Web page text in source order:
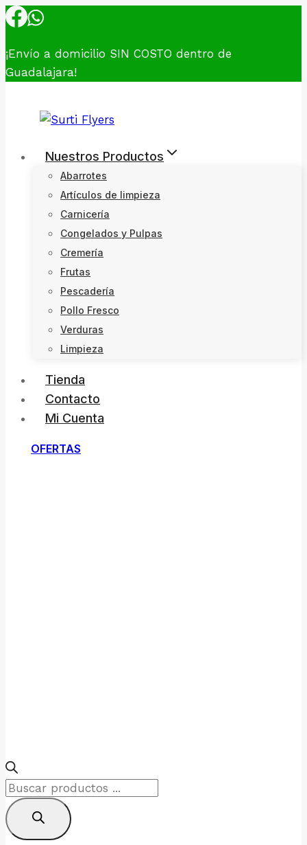
Skip
content
¡Envío a domicilio SIN COSTO dentro de
Guadalajara!
Nuestros Productos
Abarrotes
Artículos de limpieza
Carnicería
Congelados y Pulpas
Cremería
Frutas
Pescadería
Pollo Fresco
Verduras
Limpieza
Tienda
Contacto
Mi Cuenta
OFERTAS
Products
search